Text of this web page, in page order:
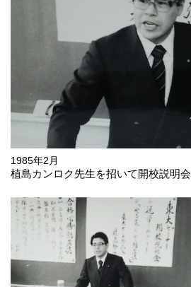
1985年2月
植島カンロク先生を招いて開校説明会